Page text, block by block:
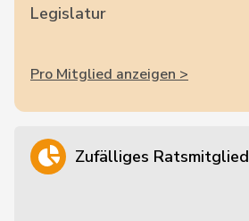
Legislatur
Pro Mitglied anzeigen >
Zufälliges Ratsmitglied